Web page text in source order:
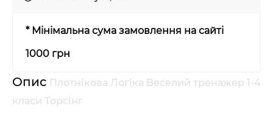
* Мінімальна сума замовлення на сайті
1000 грн
Опис Плотнікова Логіка Веселий тренажер 1-4
класи Торсінг